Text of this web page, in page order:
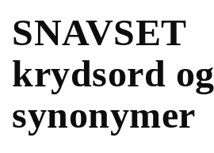
SNAVSET
krydsord og
synonymer